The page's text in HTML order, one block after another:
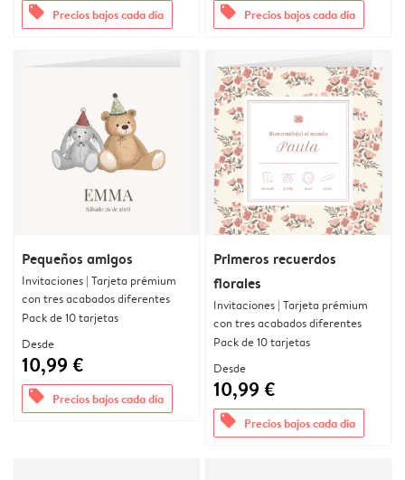
offers Precios bajos cada día offers Precios bajos cada día
Pequeños amigos
Invitaciones | Tarjeta prémium
con tres acabados diferentes
Pack de 10 tarjetas
Desde
10,99 €
offers Precios bajos cada día
Primeros recuerdos
florales
Invitaciones | Tarjeta prémium
con tres acabados diferentes
Pack de 10 tarjetas
Desde
10,99 €
offers Precios bajos cada día